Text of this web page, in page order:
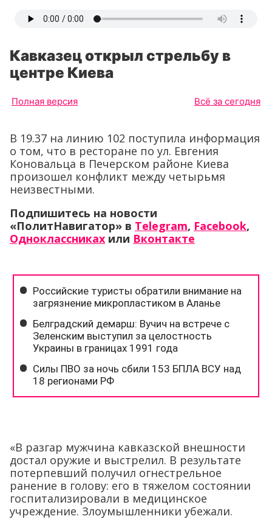
Кавказец открыл стрельбу в
центре Киева
Полная версия Всё за сегодня
В 19.37 на линию 102 поступила информация
о том, что в ресторане по ул. Евгения
Коновальца в Печерском районе Киева
произошел конфликт между четырьмя
неизвестными.
Подпишитесь на новости
«ПолитНавигатор» в Telegram, Facebook,
Одноклассниках или Вконтакте
«В разгар мужчина кавказской внешности
достал оружие и выстрелил. В результате
потерпевший получил огнестрельное
ранение в голову: его в тяжелом состоянии
госпитализировали в медицинское
учреждение. Злоумышленники убежали.